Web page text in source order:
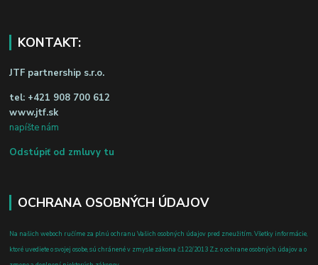
KONTAKT:
JTF partnership s.r.o.
tel: +421 908 700 612
www.jtf.sk
napíšte nám
Odstúpiť od zmluvy tu
OCHRANA OSOBNÝCH ÚDAJOV
Na našich weboch ručíme za plnú ochranu Vašich osobných údajov pred zneužitím. Všetky informácie,
ktoré uvediete o svojej osobe, sú chránené v zmysle zákona č.122/2013 Z.z. o ochrane osobných údajov a o